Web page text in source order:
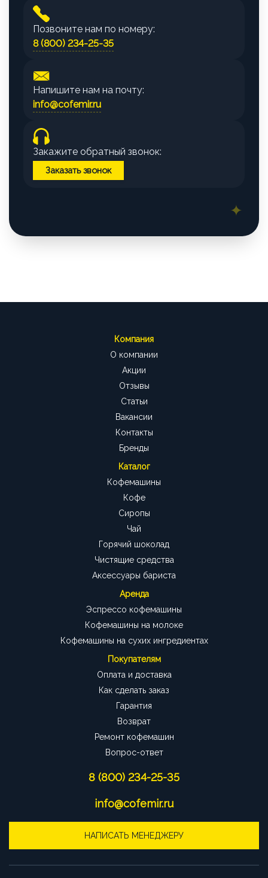
Позвоните нам по номеру:
8 (800) 234-25-35
Напишите нам на почту:
info@cofemir.ru
Закажите обратный звонок:
Заказать звонок
Компания
О компании
Акции
Отзывы
Статьи
Вакансии
Контакты
Бренды
Каталог
Кофемашины
Кофе
Сиропы
Чай
Горячий шоколад
Чистящие средства
Аксессуары бариста
Аренда
Эспрессо кофемашины
Кофемашины на молоке
Кофемашины на сухих ингредиентах
Покупателям
Оплата и доставка
Как сделать заказ
Гарантия
Возврат
Ремонт кофемашин
Вопрос-ответ
8 (800) 234-25-35
info@cofemir.ru
НАПИСАТЬ МЕНЕДЖЕРУ